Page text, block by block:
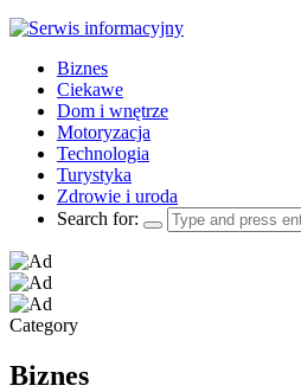
Biznes
Ciekawe
Dom i wnętrze
Motoryzacja
Technologia
Turystyka
Zdrowie i uroda
Search for:
Category
Biznes